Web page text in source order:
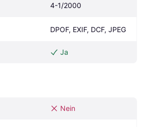
4-1/2000
DPOF, EXIF, DCF, JPEG
Ja
Nein